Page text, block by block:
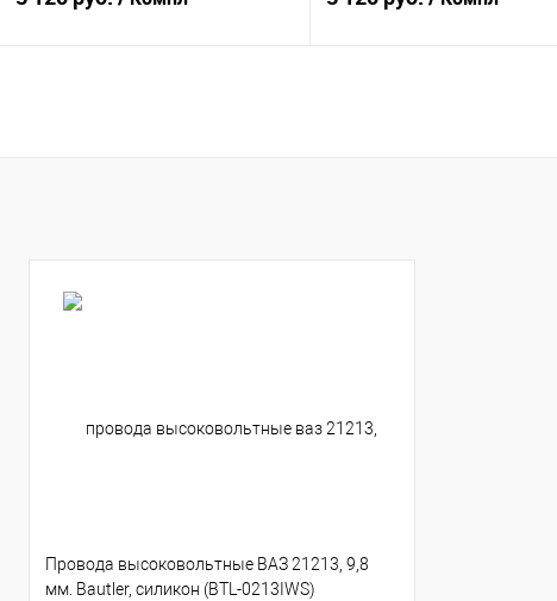
Провода высоковольтные ВАЗ 21213, 9,8
мм. Bautler, силикон (BTL-0213IWS)